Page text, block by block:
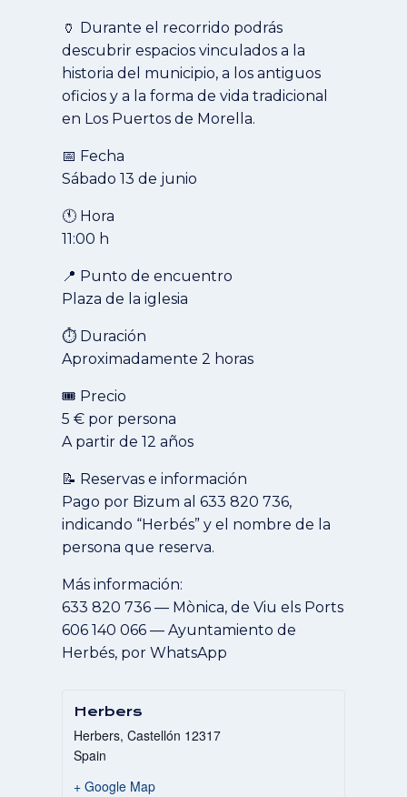
🏺 Durante el recorrido podrás
descubrir espacios vinculados a la
historia del municipio, a los antiguos
oficios y a la forma de vida tradicional
en Los Puertos de Morella.
📅 Fecha
Sábado 13 de junio
🕚 Hora
11:00 h
📍 Punto de encuentro
Plaza de la iglesia
⏱️ Duración
Aproximadamente 2 horas
🎟️ Precio
5 € por persona
A partir de 12 años
📝 Reservas e información
Pago por Bizum al 633 820 736,
indicando “Herbés” y el nombre de la
persona que reserva.
Más información:
633 820 736 — Mònica, de Viu els Ports
606 140 066 — Ayuntamiento de
Herbés, por WhatsApp
Herbers
Herbers, Castellón 12317
Spain
+ Google Map